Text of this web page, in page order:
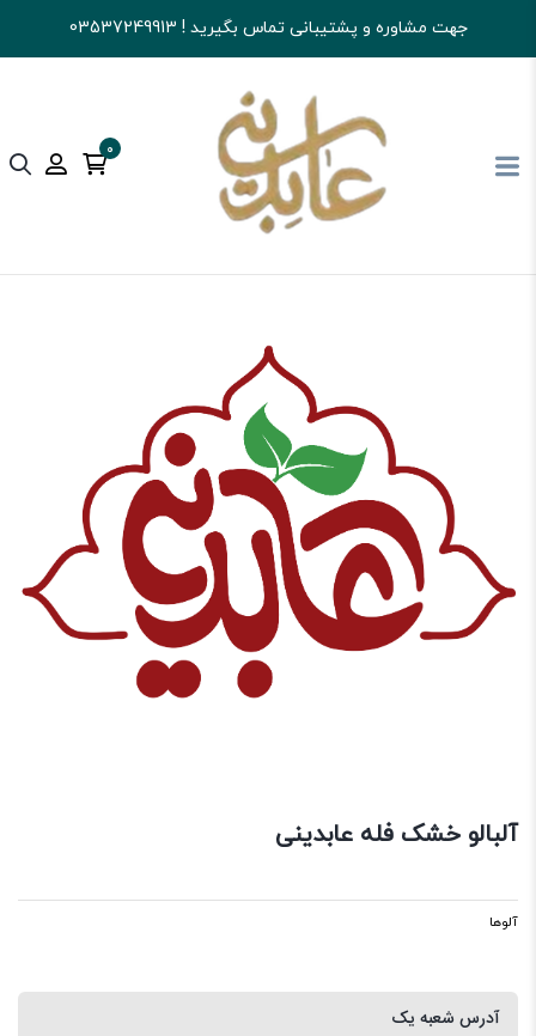
جهت مشاوره و پشتیبانی تماس بگیرید ! 03537249913
0
آجیل و خشکبار عابدینی خرید خشکبار آلوها
آلبالو خشک فله عابدینی
آلوها
آدرس شعبه یک